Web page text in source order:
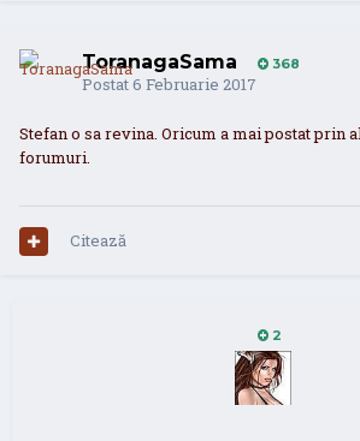
ToranagaSama 368
Postat6 Februarie 2017
Stefan o sa revina. Oricum a mai postat prin
forumuri.
Citează
2